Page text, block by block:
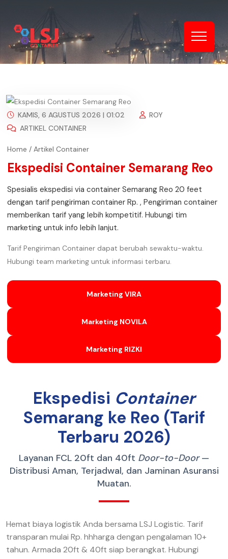
KAMIS, 6 AGUSTUS 2026 | 01:02
ROY
ARTIKEL CONTAINER
Home / Artikel Container
Ekspedisi Container Semarang Reo
Spesialis ekspedisi via container Semarang Reo 20 feet
dengan tarif pengiriman container Rp. , Pengiriman container
memberikan tarif yang lebih kompetitif. Hubungi tim
marketing untuk info lebih lanjut.
Tarif Pengiriman Container dapat berubah sewaktu-waktu.
Hubungi team marketing untuk informasi terbaru.
Marketing VIRA
Marketing NOVILA
Marketing RIZKI
Ekspedisi Container
Semarang ke Reo (Tarif
Terbaru 2026)
Layanan FCL 20ft dan 40ft Door-to-Door—
Distribusi Aman, Terjadwal, dan Jaminan Asuransi
Muatan.
Hemat biaya logistik Anda bersama LSJ Logistic. Tarif
transparan mulai Rp. hhharga dengan pengalaman 10+
tahun. Armada 20ft & 40ft siap berangkat. Hubungi